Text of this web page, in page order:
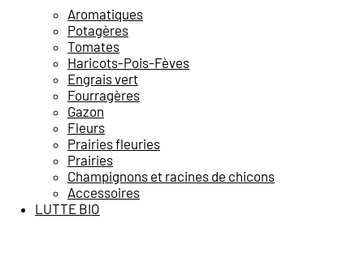
Aromatiques
Potagères
Tomates
Haricots-Pois-Fèves
Engrais vert
Fourragères
Gazon
Fleurs
Prairies fleuries
Prairies
Champignons et racines de chicons
Accessoires
LUTTE BIO